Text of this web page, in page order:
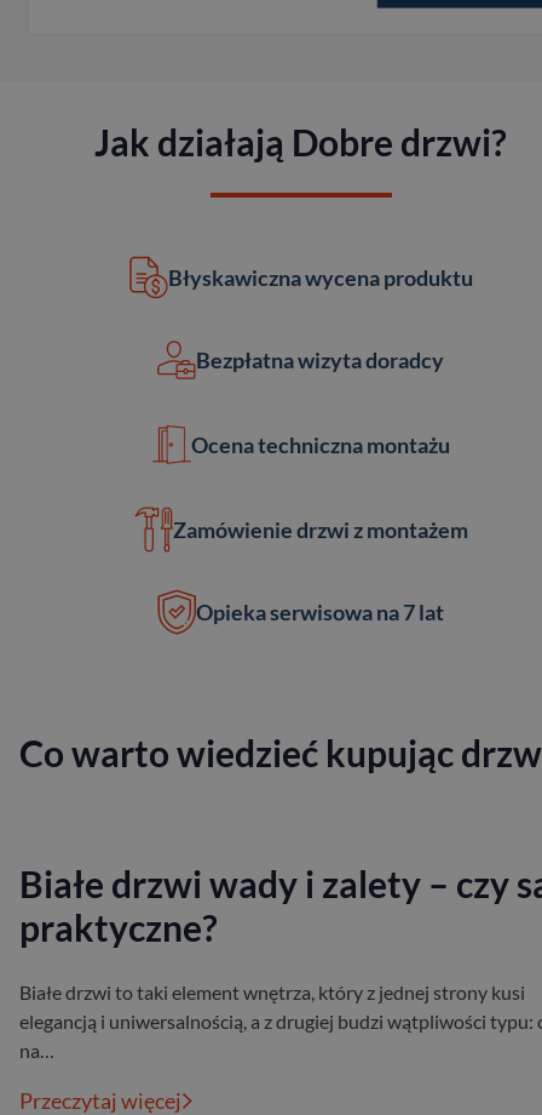
Jak działają Dobre drzwi?
Błyskawicznawycena produktu
Bezpłatnawizyta doradcy
Ocena technicznamontażu
Zamówienie drzwi z montażem
Opieka serwisowana 7 lat
Co warto wiedzieć kupując
Białe drzwi wady i zalety – czy
praktyczne?
Białe drzwi to taki element wnętrza, który z jednej strony kusi
elegancją i uniwersalnością, a z drugiej budzi wątpliwości typu:
na…
Przeczytaj więcej